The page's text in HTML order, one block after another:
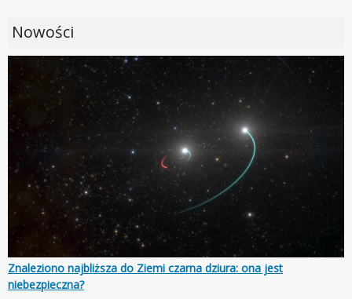
Nowości
Znaleziono najbliższa do Ziemi czarna dziura: ona jest
niebezpieczna?